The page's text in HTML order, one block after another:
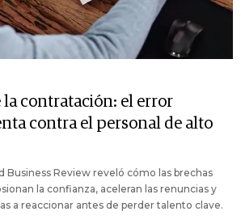
la contratación: el error
contra el personal de alto
Business Review reveló cómo las brechas
la confianza, aceleran las renuncias y
a reaccionar antes de perder talento clave.